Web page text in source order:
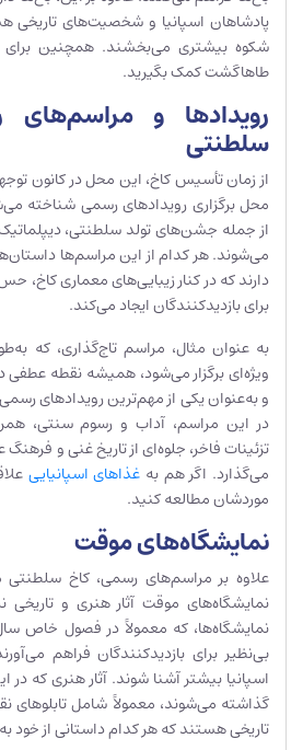
پادشاهان اسپانیا و شخصیت‌های تاریخی
شکوه بیشتری می‌بخشند. همچنین برای
طاهاگشت کمک بگیرید.
رویدادها و
سلطنتی
از زمان تأسیس کاخ، این محل در کانون
محل برگزاری رویدادهای رسمی شناخته
از جمله جشن‌های تولد سلطنتی، دیپلماتیک
می‌شوند. هر کدام از این مراسم‌ها
دارند که در کنار زیبایی‌های معماری کاخ،
برای بازدیدکنندگان ایجاد می‌کند.
به عنوان مثال، مراسم تاج‌گذاری، که
ویژه‌ای برگزار می‌شود، همیشه نقطه عطفی
و به‌عنوان یکی از مهم‌ترین رویدادهای
در این مراسم، آداب و رسوم سنتی،
تزئینات فاخر، جلوه‌ای از تاریخ غنی و
می‌گذارد. اگر هم به غذاهای اسپانیایی
موردشان مطالعه کنید.
نمایشگاه‌های موقت
علاوه بر مراسم‌های رسمی، کاخ سلطنتی
نمایشگاه‌های موقت آثار هنری و
نمایشگاه‌ها، که معمولاً در فصول خاص
بی‌نظیر برای بازدیدکنندگان فراهم
اسپانیا بیشتر آشنا شوند. آثار هنری که
گذاشته می‌شوند، معمولاً شامل تابلوهای
تاریخی هستند که هر کدام داستانی از خود